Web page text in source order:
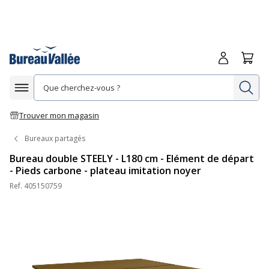
Afficher la navigation
Trouver mon magasin
Me
Bureaux partagés
Bureau double STEELY - L180 cm - Elément de départ
- Pieds carbone - plateau imitation noyer
Ref. 405150759